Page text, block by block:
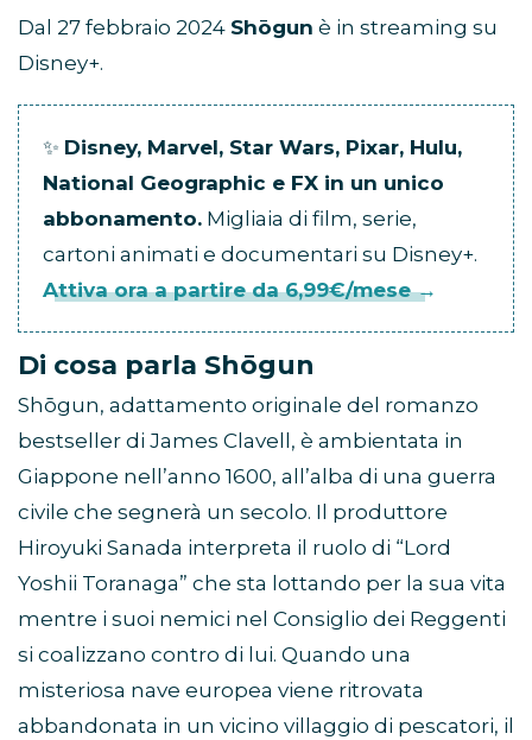
Dal 27 febbraio 2024 Shōgun è in streaming su
Disney+.
✨ Disney, Marvel, Star Wars, Pixar, Hulu,
National Geographic e FX in un unico
abbonamento. Migliaia di film, serie,
cartoni animati e documentari su Disney+.
Attiva ora a partire da 6,99€/mese →
Di cosa parla Shōgun
Shōgun, adattamento originale del romanzo
bestseller di James Clavell, è ambientata in
Giappone nell’anno 1600, all’alba di una guerra
civile che segnerà un secolo. Il produttore
Hiroyuki Sanada interpreta il ruolo di “Lord
Yoshii Toranaga” che sta lottando per la sua vita
mentre i suoi nemici nel Consiglio dei Reggenti
si coalizzano contro di lui. Quando una
misteriosa nave europea viene ritrovata
abbandonata in un vicino villaggio di pescatori, il